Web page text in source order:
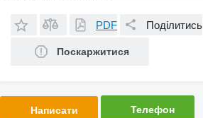
PDF Поділитись
Поскаржитися
Написати Телефон